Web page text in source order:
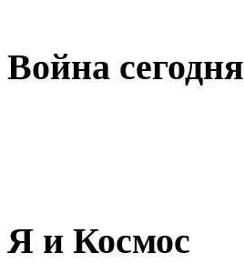
Война сегодня
Я и Космос